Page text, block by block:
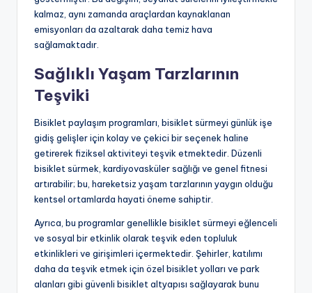
kalmaz, aynı zamanda araçlardan kaynaklanan
emisyonları da azaltarak daha temiz hava
sağlamaktadır.
Sağlıklı Yaşam Tarzlarının
Teşviki
Bisiklet paylaşım programları, bisiklet sürmeyi günlük işe
gidiş gelişler için kolay ve çekici bir seçenek haline
getirerek fiziksel aktiviteyi teşvik etmektedir. Düzenli
bisiklet sürmek, kardiyovasküler sağlığı ve genel fitnesi
artırabilir; bu, hareketsiz yaşam tarzlarının yaygın olduğu
kentsel ortamlarda hayati öneme sahiptir.
Ayrıca, bu programlar genellikle bisiklet sürmeyi eğlenceli
ve sosyal bir etkinlik olarak teşvik eden topluluk
etkinlikleri ve girişimleri içermektedir. Şehirler, katılımı
daha da teşvik etmek için özel bisiklet yolları ve park
alanları gibi güvenli bisiklet altyapısı sağlayarak bunu